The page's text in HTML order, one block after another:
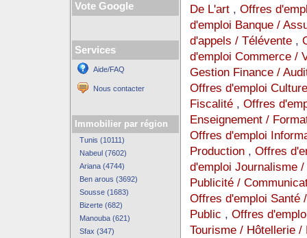
Vote Google
Services
Aide/FAQ
Nous contacter
Immobilier par région
Tunis (10111)
Nabeul (7602)
Ariana (4744)
Ben arous (3692)
Sousse (1683)
Bizerte (682)
Manouba (621)
Sfax (347)
De L'art , Offres
d'emploi Banque /
d'appels / Télévente ,
d'emploi Commerce /
Gestion Finance /
Offres d'emploi
Fiscalité , Offres
Enseignement /
Offres d'emploi
Production , Offres
d'emploi Journalisme
Publicité /
Offres d'emploi Santé
Public , Offres
Tourisme / Hôtellerie